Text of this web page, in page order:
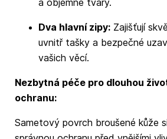
Dva hlavní zipy:Zajišťují
uvnitř tašky a bezpečné
vašich věcí.
Nezbytná péče pro dlouhou
ochranu:
Sametový povrch broušené kůže